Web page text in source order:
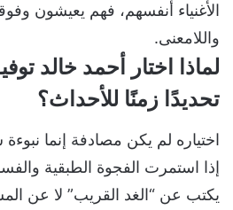
الأغنياء أنفسهم، فهم يعيشون
واللامعنى.
تحديدًا زمنًا للأحداث؟
اختياره لم يكن مصادفة إنما
إذا استمرت الفجوة الطبقية
يكتب عن “الغد القريب” لا عن